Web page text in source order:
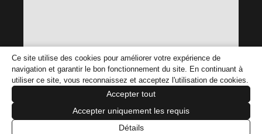
© 2026 Quais Prestige Mauricie
Conception et réalisationMadison Solutions Web
Ce site utilise des cookies pour améliorer votre expérience de
navigation et garantir le bon fonctionnement du site. En continuant à
utiliser ce site, vous reconnaissez et acceptez l'utilisation de cookies.
Accepter tout
Accepter uniquement les requis
Détails